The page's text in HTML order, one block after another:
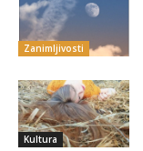
Zanimljivosti
Kultura